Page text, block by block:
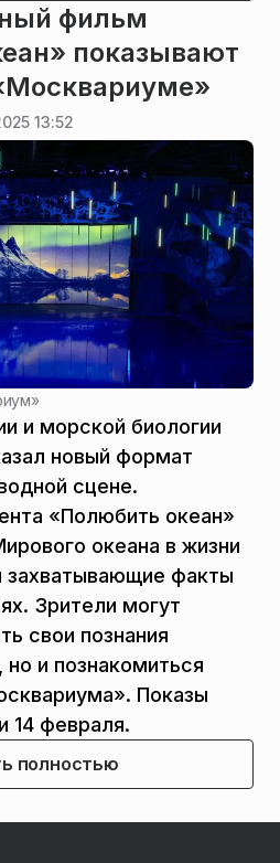
фильм
показывают
13:52
и морской биологии
новый формат
сцене.
«Полюбить океан»
океана в жизни
захватывающие факты
Зрители могут
свои познания
и познакомиться
Показы
14 февраля.
полностью